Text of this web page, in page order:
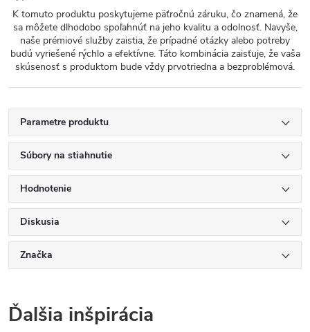
K tomuto produktu poskytujeme päťročnú záruku, čo znamená, že
sa môžete dlhodobo spoľahnúť na jeho kvalitu a odolnosť. Navyše,
naše prémiové služby zaistia, že prípadné otázky alebo potreby
budú vyriešené rýchlo a efektívne. Táto kombinácia zaisťuje, že vaša
skúsenosť s produktom bude vždy prvotriedna a bezproblémová.
Parametre produktu
Súbory na stiahnutie
Hodnotenie
Diskusia
Značka
Ďalšia inšpirácia